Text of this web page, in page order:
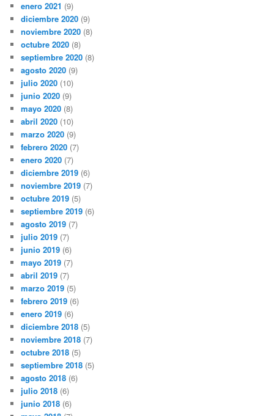
enero 2021 (9)
diciembre 2020 (9)
noviembre 2020 (8)
octubre 2020 (8)
septiembre 2020 (8)
agosto 2020 (9)
julio 2020 (10)
junio 2020 (9)
mayo 2020 (8)
abril 2020 (10)
marzo 2020 (9)
febrero 2020 (7)
enero 2020 (7)
diciembre 2019 (6)
noviembre 2019 (7)
octubre 2019 (5)
septiembre 2019 (6)
agosto 2019 (7)
julio 2019 (7)
junio 2019 (6)
mayo 2019 (7)
abril 2019 (7)
marzo 2019 (5)
febrero 2019 (6)
enero 2019 (6)
diciembre 2018 (5)
noviembre 2018 (7)
octubre 2018 (5)
septiembre 2018 (5)
agosto 2018 (6)
julio 2018 (6)
junio 2018 (6)